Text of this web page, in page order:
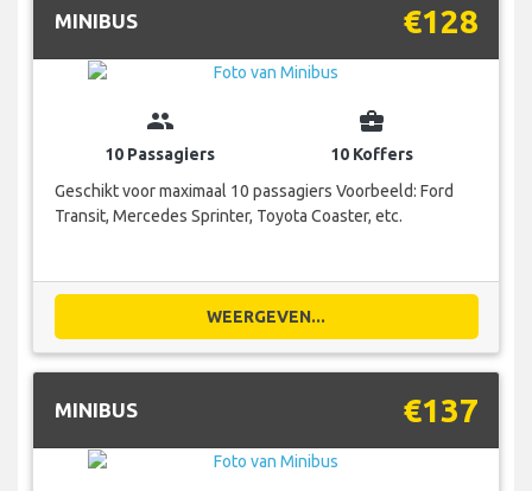
MINIBUS €128
group
10 Passagiers
business_center
10 Koffers
Geschikt voor maximaal 10 passagiers Voorbeeld: Ford
Transit, Mercedes Sprinter, Toyota Coaster, etc.
WEERGEVEN...
MINIBUS €137